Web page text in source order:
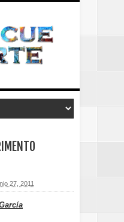
27, 2011